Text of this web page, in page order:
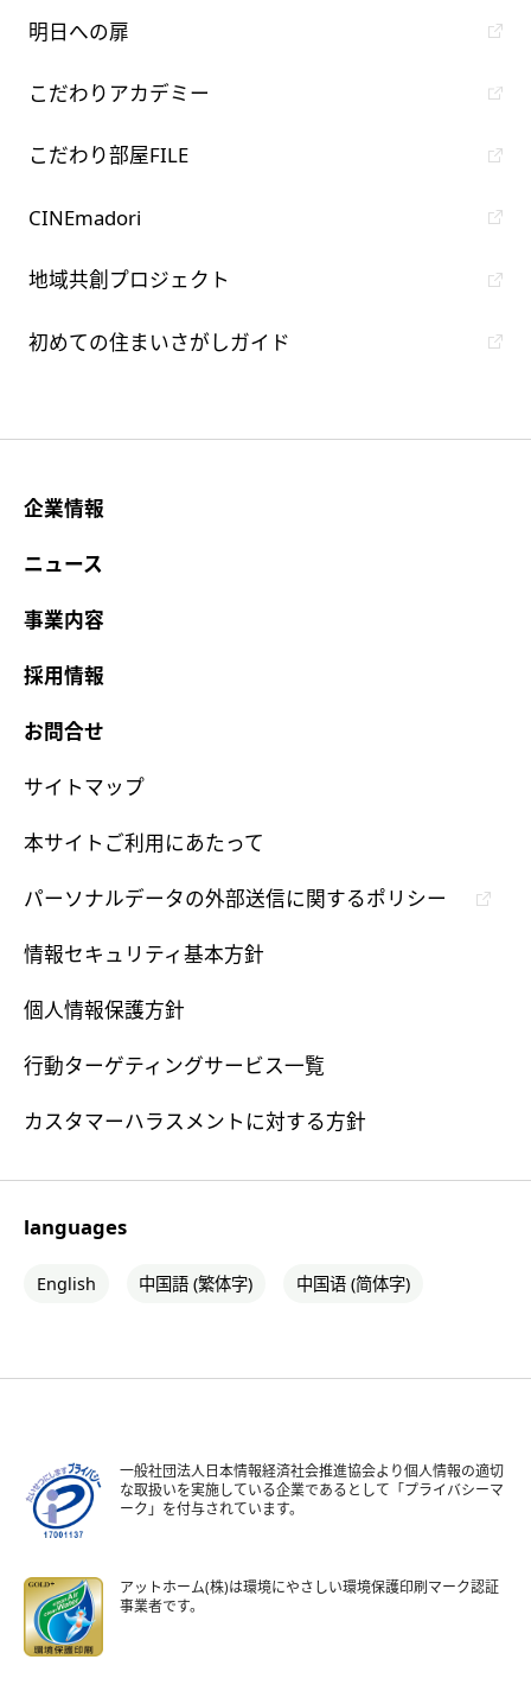
明日への扉
こだわりアカデミー
こだわり部屋FILE
CINEmadori
地域共創プロジェクト
初めての住まいさがしガイド
企業情報
ニュース
事業内容
採用情報
お問合せ
サイトマップ
本サイトご利用にあたって
パーソナルデータの外部送信に関するポリシー
情報セキュリティ基本方針
個人情報保護方針
行動ターゲティングサービス一覧
カスタマーハラスメントに対する方針
languages
English 中国語 (繁体字) 中国语 (简体字)
一般社団法人日本情報経済社会推進協会より個人情報の適切
な取扱いを実施している企業であるとして「プライバシーマ
ーク」を付与されています。
アットホーム(株)は環境にやさしい環境保護印刷マーク認証
事業者です。